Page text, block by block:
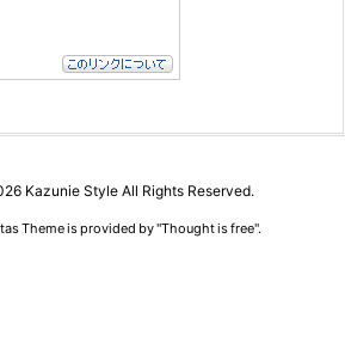
Kazunie Style All Rights Reserved.
Theme is provided by "Thought is free".